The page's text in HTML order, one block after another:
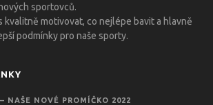
sportovců.
kvalitně motivovat, co nejlépe bavit a hlavně
podmínky pro naše sporty.
NAŠE NOVÉ PROMÍČKO 2022